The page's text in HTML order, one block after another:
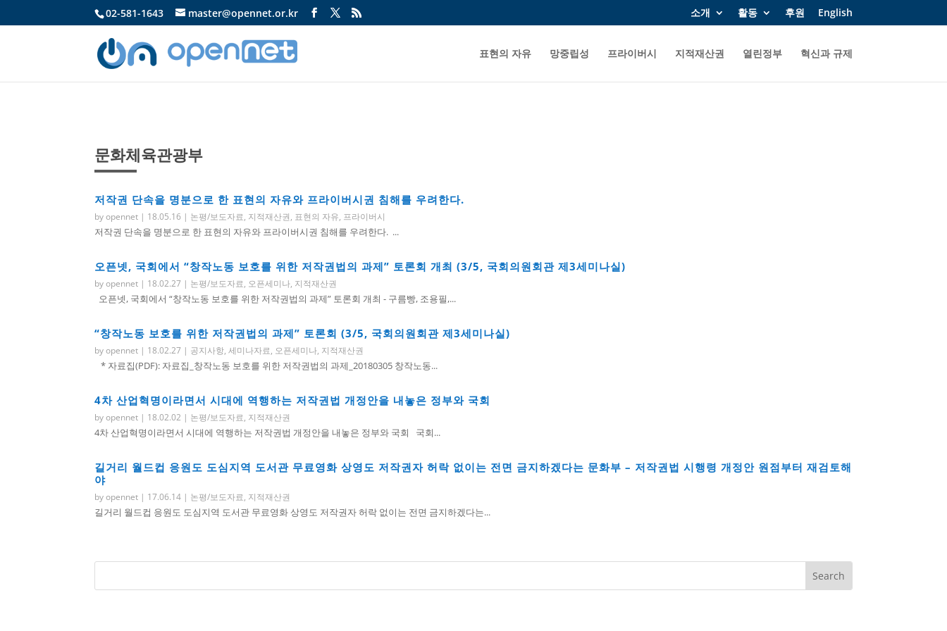
02-581-1643 master@opennet.or.kr 소개 활동 후원 English
표현의 자유 망중립성 프라이버시 지적재산권 열린정부 혁신과 규제
문화체육관광부
저작권 단속을 명분으로 한 표현의 자유와 프라이버시권 침해를 우려한다.
byopennet | 18.05.16 | 논평/보도자료, 지적재산권, 표현의 자유, 프라이버시
저작권 단속을 명분으로 한 표현의 자유와 프라이버시권 침해를 우려한다. ...
오픈넷, 국회에서 “창작노동 보호를 위한 저작권법의 과제” 토론회 개최 (3/5, 국회의원회관 제3세미나실)
byopennet | 18.02.27 | 논평/보도자료, 오픈세미나, 지적재산권
오픈넷, 국회에서 “창작노동 보호를 위한 저작권법의 과제” 토론회 개최 - 구름빵, 조용필,...
“창작노동 보호를 위한 저작권법의 과제” 토론회 (3/5, 국회의원회관 제3세미나실)
byopennet | 18.02.27 | 공지사항,세미나자료, 오픈세미나, 지적재산권
* 자료집(PDF): 자료집_창작노동 보호를 위한 저작권법의 과제_20180305 창작노동...
4차 산업혁명이라면서 시대에 역행하는 저작권법 개정안을 내놓은 정부와 국회
byopennet | 18.02.02 | 논평/보도자료, 지적재산권
4차 산업혁명이라면서 시대에 역행하는 저작권법 개정안을 내놓은 정부와 국회 국회...
길거리 월드컵 응원도 도심지역 도서관 무료영화 상영도 저작권자 허락 없이는 전면 금지하겠다는 문화부 – 저작권법 시행령 개정안 원점부터 재검토해
야
byopennet | 17.06.14 | 논평/보도자료, 지적재산권
길거리 월드컵 응원도 도심지역 도서관 무료영화 상영도 저작권자 허락 없이는 전면 금지하겠다는...